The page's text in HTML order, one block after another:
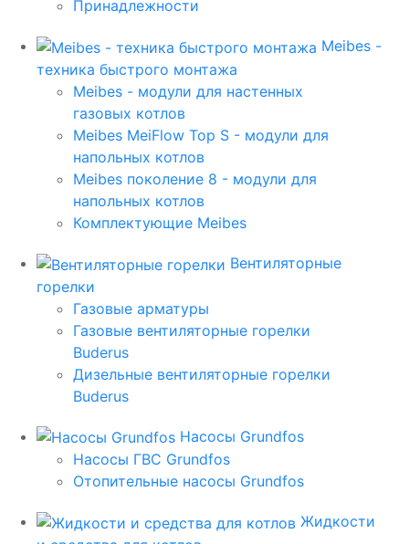
Принадлежности
Meibes -
техника быстрого монтажа
Meibes - модули для настенных
газовых котлов
Meibes MeiFlow Top S - модули для
напольных котлов
Meibes поколение 8 - модули для
напольных котлов
Комплектующие Meibes
Вентиляторные
горелки
Газовые арматуры
Газовые вентиляторные горелки
Buderus
Дизельные вентиляторные горелки
Buderus
Насосы Grundfos
Насосы ГВС Grundfos
Отопительные насосы Grundfos
Жидкости